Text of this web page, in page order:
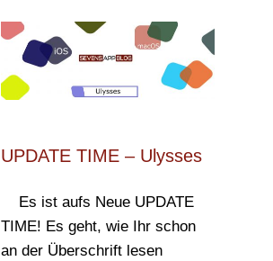
UPDATE TIME – Ulysses
Es ist aufs Neue UPDATE
TIME! Es geht, wie Ihr schon
an der Überschrift lesen